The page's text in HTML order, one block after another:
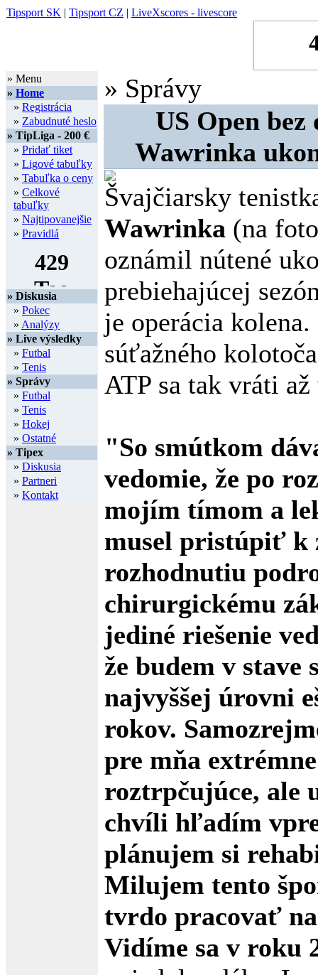
Tipsport SK | Tipsport CZ | LiveXscores - livescore
» Menu
» Home
» Registrácia
» Zabudnuté heslo
» TipLiga - 200 €
» Pridať tiket
» Ligové tabuľky
» Tabuľka o ceny
» Celkové
tabuľky
» Najtipovanejšie
» Pravidlá
» Diskusia
» Pokec
» Analýzy
» Live výsledky
» Futbal
» Tenis
» Správy
» Futbal
» Tenis
» Hokej
» Ostatné
» Tipex
» Diskusia
» Partneri
» Kontakt
» Správy
US Open bez
Wawrinka
Švajčiarsky
Wawrinka (na
oznámil nútené
prebiehajúcej
je operácia kolena.
súťažného
ATP sa tak vráti
"So smútkom
vedomie, že po
mojím tímom a
musel pristúpiť k
rozhodnutiu
chirurgickému
jediné riešenie
že budem v stave
najvyššej úrovni
rokov.
pre mňa extrémne
roztrpčujúce, ale
chvíli hľadím
plánujem si
Milujem tento
tvrdo pracovať
Vidíme sa v roku